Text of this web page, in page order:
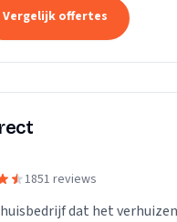
Vergelijk offertes
1851 reviews
dat het